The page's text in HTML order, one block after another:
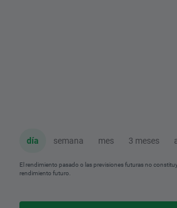
día semana mes 3 meses
El rendimiento pasado o las previsiones futuras no
rendimiento futuro.